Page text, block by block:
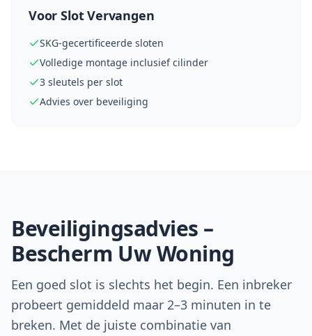
Voor Slot Vervangen
SKG-gecertificeerde sloten
Volledige montage inclusief cilinder
3 sleutels per slot
Advies over beveiliging
Beveiligingsadvies –
Bescherm Uw Woning
Een goed slot is slechts het begin. Een inbreker
probeert gemiddeld maar 2–3 minuten in te
breken. Met de juiste combinatie van